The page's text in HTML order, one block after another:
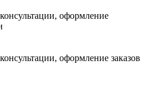
оформление
оформление заказов